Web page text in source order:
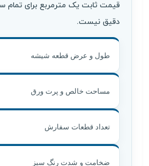
قیمت ثابت یک مترمربع برای تمام
دقیق نیست.
طول و عرض قطعه شیشه
مساحت خالص و پرت ورق
تعداد قطعات سفارش
ضخامت و شدت رنگ سبز